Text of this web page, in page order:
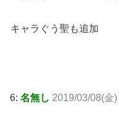
キャラぐう聖も追加
6: 名無し 2019/03/08(金